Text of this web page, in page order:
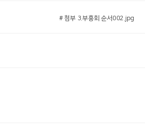
# 첨부 3.부흥회 순서002.jpg